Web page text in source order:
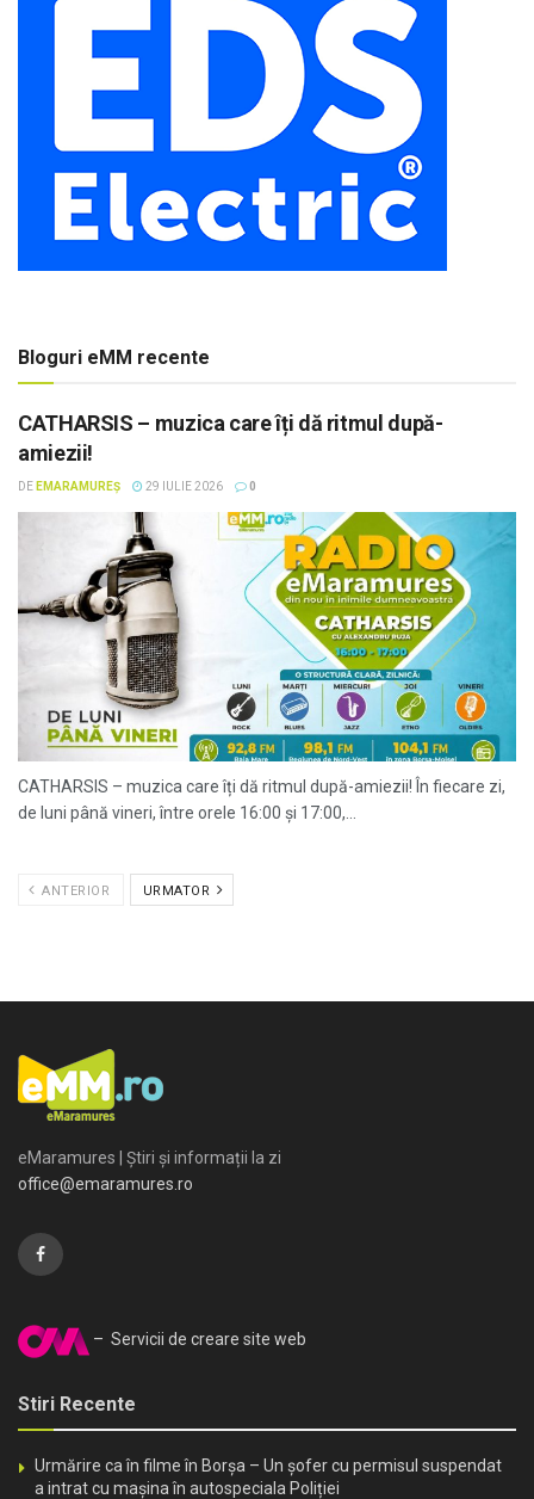
Bloguri eMM recente
CATHARSIS – muzica care îți dă ritmul după-
amiezii!
DE EMARAMUREȘ 29 IULIE 2026 0
CATHARSIS – muzica care îți dă ritmul după-amiezii! În fiecare zi,
de luni până vineri, între orele 16:00 și 17:00,...
ANTERIOR URMATOR
eMaramures | Știri și informații la zi
office@emaramures.ro
– Servicii de creare site web
Stiri Recente
Urmărire ca în filme în Borșa – Un șofer cu permisul suspendat
a intrat cu mașina în autospeciala Poliției